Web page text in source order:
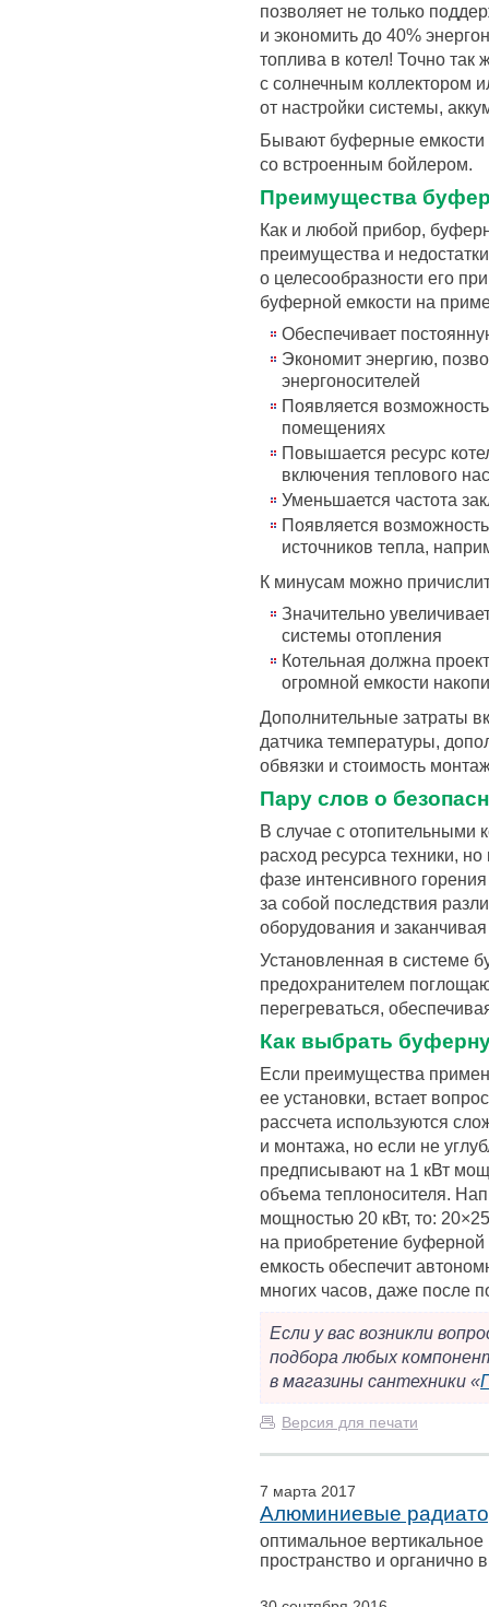
позволяет не только
и экономить до 40%
топлива в котел! Точно так
с солнечным коллектором
от настройки системы,
Бывают буферные емкости
со встроенным бойлером.
Преимущества
Как и любой прибор,
преимущества и
о целесообразности его
буферной емкости на
Обеспечивает
Экономит энергию,
энергоносителей
Появляется
помещениях
Повышается ресурс
включения теплового
Уменьшается частота
Появляется
источников тепла,
К минусам можно
Значительно
системы отопления
Котельная должна
огромной емкости
Дополнительные затраты
датчика температуры,
обвязки и стоимость
Пару слов о
В случае с отопительными
расход ресурса техники,
фазе интенсивного
за собой последствия
оборудования и
Установленная в системе
предохранителем
перегреваться,
Как выбрать
Если преимущества
ее установки, встает
рассчета используются
и монтажа, но если не
предписывают на 1 кВт
объема теплоносителя.
мощностью 20 кВт, то:
на приобретение
емкость обеспечит
многих часов, даже после
Если у вас возникли
подбора любых
в магазины сантехники «
Версия для печати
7 марта 2017
Алюминиевые
оптимальное
пространство и органично